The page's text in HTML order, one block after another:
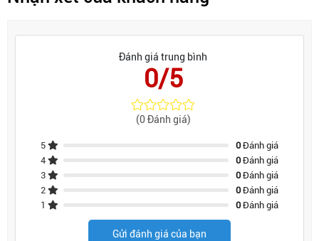
Đánh giá trung bình
0/5
(0 Đánh giá)
5 0Đánh giá
4
0Đánh giá
3
0Đánh giá
2
0Đánh giá
1
0Đánh giá
Gửi đánh giá của bạn